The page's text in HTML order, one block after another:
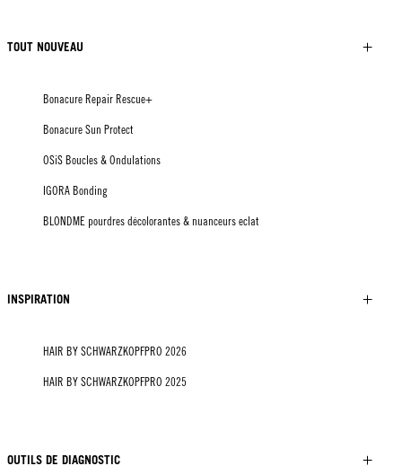
TOUT NOUVEAU
Bonacure Repair Rescue+
Bonacure Sun Protect
OSiS Boucles & Ondulations
IGORA Bonding
BLONDME pourdres décolorantes & nuanceurs eclat
INSPIRATION
HAIR BY SCHWARZKOPFPRO 2026
HAIR BY SCHWARZKOPFPRO 2025
OUTILS DE DIAGNOSTIC